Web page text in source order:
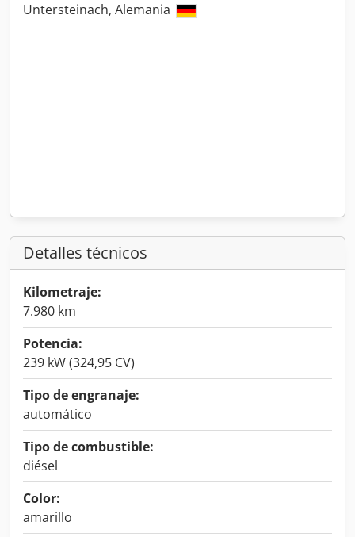
Untersteinach, Alemania
Detalles técnicos
Kilometraje:
7.980 km
Potencia:
239 kW (324,95 CV)
Tipo de engranaje:
automático
Tipo de combustible:
diésel
Color:
amarillo